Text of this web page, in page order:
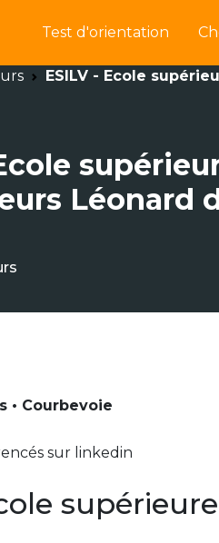
Test d'orientation
ESILV - Ecole
Léonard
• Courbevoie
sur linkedin